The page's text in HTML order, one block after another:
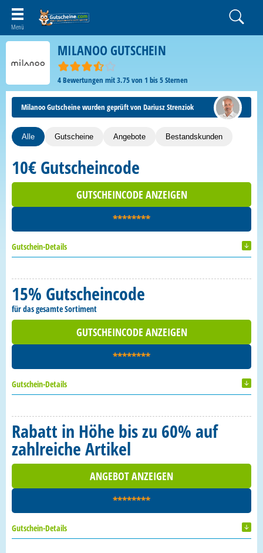
MILANOO GUTSCHEIN
4Bewertungen mit3.75von 1 bis5Sternen
Milanoo Gutscheine wurden geprüft von Dariusz Strenziok
Alle Gutscheine Angebote Bestandskunden
10€ Gutscheincode
GUTSCHEINCODE ANZEIGEN
********
Gutschein-Details
15% Gutscheincode
für das gesamte Sortiment
GUTSCHEINCODE ANZEIGEN
********
Gutschein-Details
Rabatt in Höhe bis zu 60% auf
zahlreiche Artikel
ANGEBOT ANZEIGEN
********
Gutschein-Details